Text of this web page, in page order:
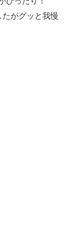
がグッと我慢